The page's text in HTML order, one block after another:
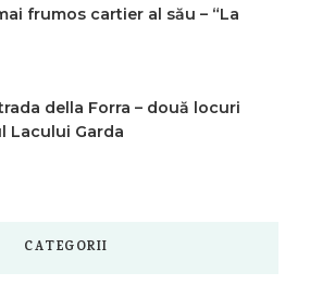
frumos cartier al său – “La
della Forra – două locuri
Lacului Garda
CATEGORII